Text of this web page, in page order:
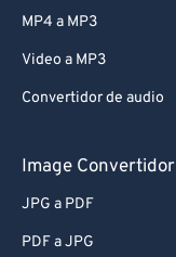
MP4 a MP3
Video a MP3
Convertidor de audio
Image Convertidor
JPG a PDF
PDF a JPG